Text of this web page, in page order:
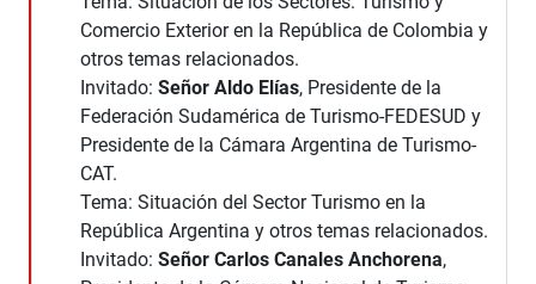
Comercio Exterior en la República de Colombia y
otros temas relacionados.
Invitado: Señor Aldo Elías, Presidente de la
Federación Sudamérica de Turismo-FEDESUD y
Presidente de la Cámara Argentina de Turismo-
CAT.
Tema: Situación del Sector Turismo en la
República Argentina y otros temas relacionados.
Invitado: Señor Carlos Canales Anchorena,